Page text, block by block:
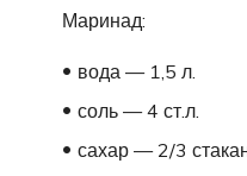
Маринад:
вода — 1,5 л.
соль — 4 ст.л.
сахар — 2/3